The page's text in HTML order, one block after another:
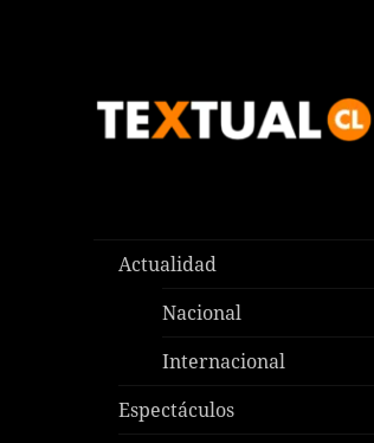
Actualidad
Nacional
Internacional
Espectáculos